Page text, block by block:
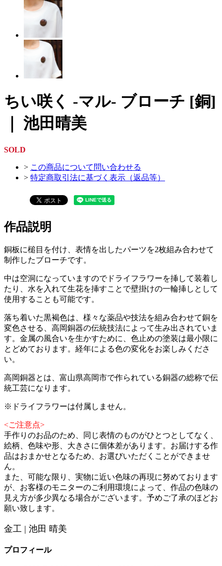
ちい咲く -マル- ブローチ [銅]
｜ 池田晴美
SOLD
> この商品について問い合わせる
> 特定商取引法に基づく表示（返品等）
作品説明
銅板に槌目を付け、表情を出したパーツを2枚組み合わせて
制作したブローチです。
中は空洞になっていますのでドライフラワーを挿して装着し
たり、水を入れて生花を挿すことで壁掛けの一輪挿しとして
使用することも可能です。
落ち着いた黒褐色は、様々な薬品や技法を組み合わせて銅を
変色させる、高岡銅器の伝統技法によって生み出されていま
す。金属の風合いを生かすために、色止めの塗装は最小限に
とどめております。経年による色の変化をお楽しみくださ
い。
高岡銅器とは、富山県高岡市で作られている銅器の総称で伝
統工芸になります。
※ドライフラワーは付属しません。
<ご注意点>
手作りのお品のため、同じ表情のものがひとつとしてなく、
絵柄、色味や形、大きさに個体差があります。お届けする作
品はおまかせとなるため、お選びいただくことができませ
ん。
また、可能な限り、実物に近い色味の再現に努めております
が、お客様のモニターのご利用環境によって、作品の色味の
見え方が多少異なる場合がございます。予めご了承のほどお
願い致します。
金工 | 池田 晴美
プロフィール